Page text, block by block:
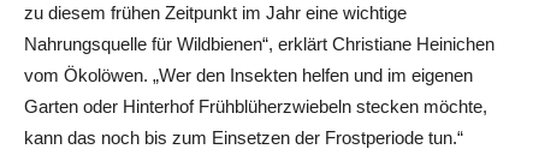
zu diesem frühen Zeitpunkt im Jahr eine wichtige
Nahrungsquelle für Wildbienen“, erklärt Christiane Heinichen
vom Ökolöwen. „Wer den Insekten helfen und im eigenen
Garten oder Hinterhof Frühblüherzwiebeln stecken möchte,
kann das noch bis zum Einsetzen der Frostperiode tun.“